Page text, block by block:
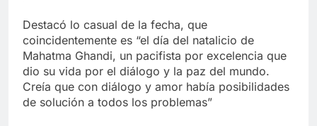
Destacó lo casual de la fecha, que
coincidentemente es “el día del natalicio de
Mahatma Ghandi, un pacifista por excelencia que
dio su vida por el diálogo y la paz del mundo.
Creía que con diálogo y amor había posibilidades
de solución a todos los problemas”